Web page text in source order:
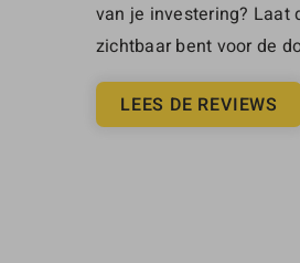
van je investering? Laat
zichtbaar bent voor de
LEES DE REVIEWS